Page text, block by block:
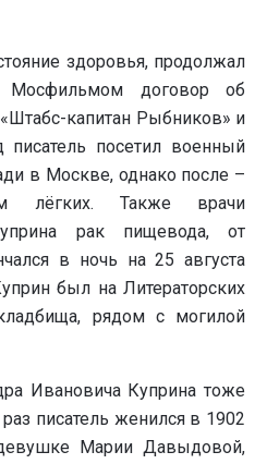
здоровья, продолжал
Мосфильмом договор об
капитан Рыбников» и
писатель посетил военный
в Москве, однако после –
лёгких. Также врачи
рак пищевода, от
в ночь на 25 августа
был на Литераторских
рядом с могилой
Ивановича Куприна тоже
писатель женился в 1902
Марии Давыдовой,